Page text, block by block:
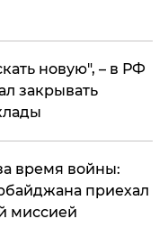
новую", – в РФ
закрывать
время войны:
приехал
миссией